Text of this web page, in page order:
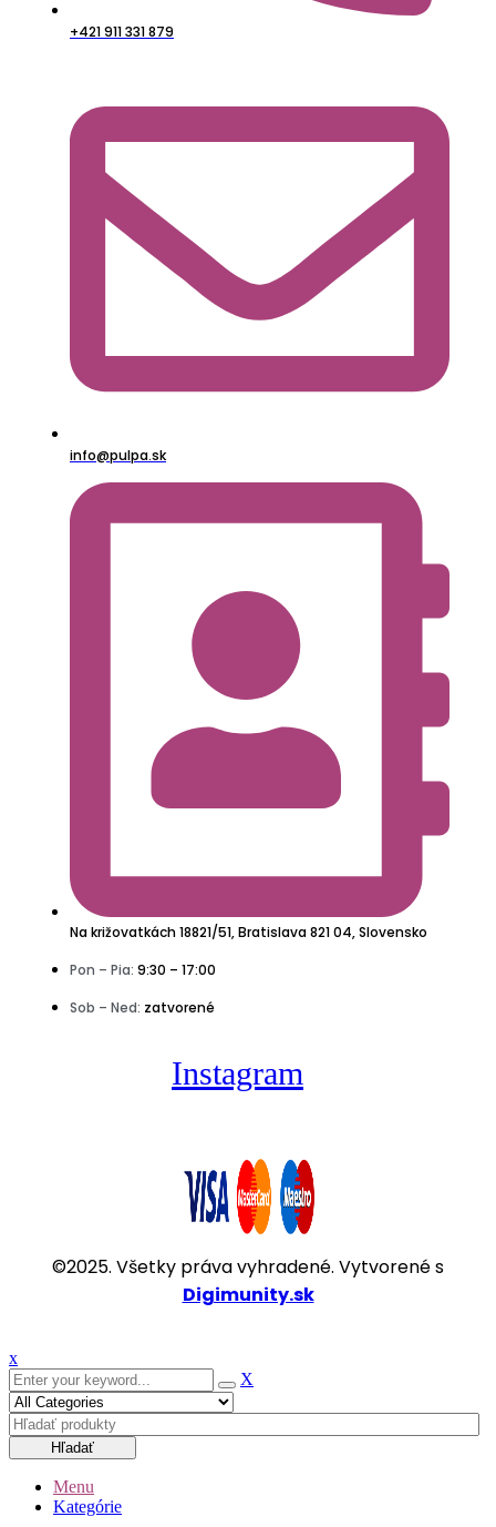
+421 911 331 879
info@pulpa.sk
Na križovatkách 18821/51, Bratislava 821 04, Slovensko
Pon – Pia: 9:30 – 17:00
Sob – Ned: zatvorené
Instagram
©2025. Všetky práva vyhradené. Vytvorené s
Digimunity.sk
x
X
Hľadať
Menu
Kategórie